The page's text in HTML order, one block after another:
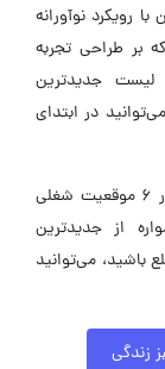
رویکرد نوآورانه
بر طراحی تجربه
لیست جدیدترین
در ابتدای
مجموعه نامدار سبز زندگی در حال حاضر در ۶ موقعیت شغلی
از جدیدترین
باشید، می‌توانید
زندگی